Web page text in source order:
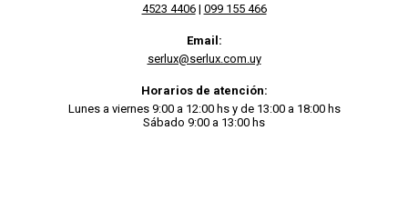
4523 4406| 099 155 466
Email:
serlux@serlux.com.uy
Horarios de atención:
Lunes a viernes 9:00 a 12:00 hs y de 13:00 a 18:00 hs
Sábado 9:00 a 13:00 hs